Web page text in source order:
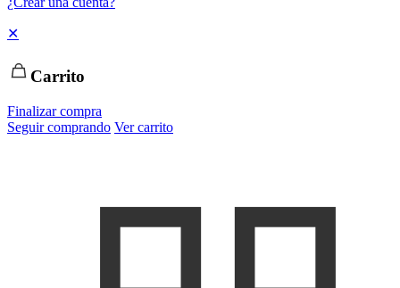
✕
Carrito
Finalizar compra
Seguir comprando Ver carrito